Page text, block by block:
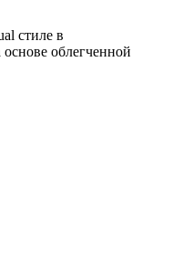
стиле в
облегченной